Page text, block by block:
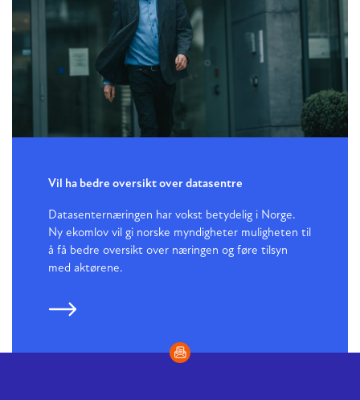
Vil ha bedre oversikt over datasentre
Datasenternæringen har vokst betydelig i Norge.
Ny ekomlov vil gi norske myndigheter muligheten til
å få bedre oversikt over næringen og føre tilsyn
med aktørene.